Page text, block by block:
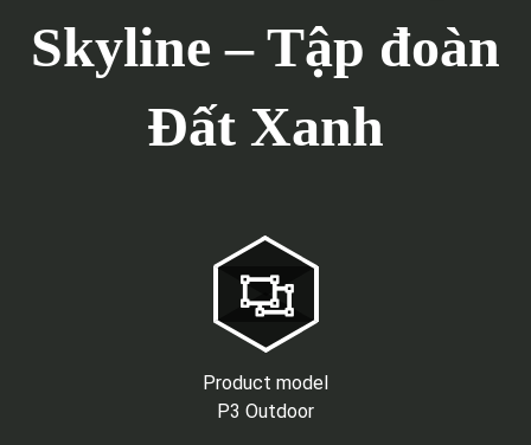
Skyline – Tập đoàn
Đất Xanh
Product model
P3 Outdoor